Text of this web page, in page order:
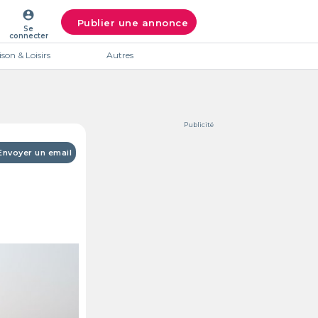
account_circle
Se
connecter
Publier une annonce
& Loisirs Autres
un email
Publicité